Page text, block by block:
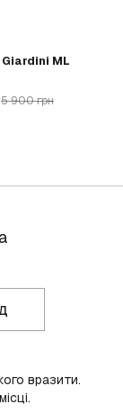
ML
5 900 грн
вразити.